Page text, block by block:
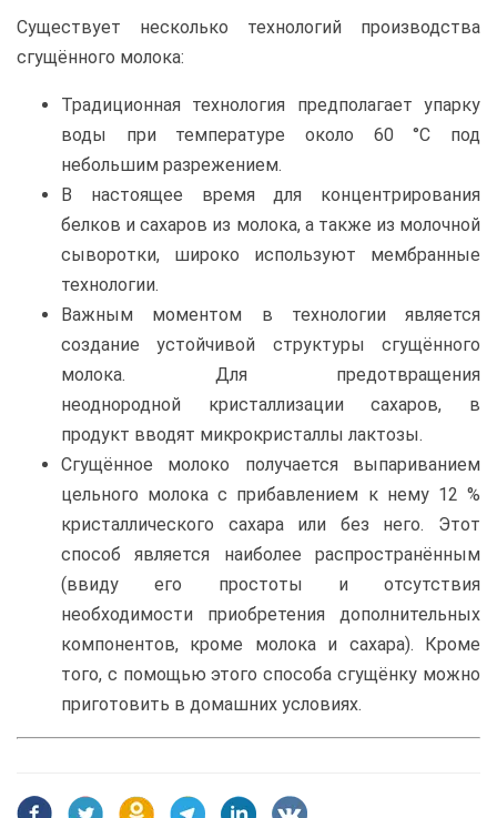
Существует несколько технологий производства
сгущённого молока:
Традиционная технология предполагает упарку
воды при температуре около 60 °C под
небольшим разрежением.
В настоящее время для концентрирования
белков и сахаров из молока, а также из молочной
сыворотки, широко используют мембранные
технологии.
Важным моментом в технологии является
создание устойчивой структуры сгущённого
молока. Для предотвращения
неоднородной кристаллизации сахаров, в
продукт вводят микрокристаллы лактозы.
Сгущённое молоко получается выпариванием
цельного молока с прибавлением к нему 12 %
кристаллического сахара или без него. Этот
способ является наиболее распространённым
(ввиду его простоты и отсутствия
необходимости приобретения дополнительных
компонентов, кроме молока и сахара). Кроме
того, с помощью этого способа сгущёнку можно
приготовить в домашних условиях.